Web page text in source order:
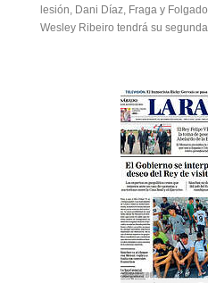
lesión, Dani Díaz, Fraga y
Wesley Ribeiro tendrá su